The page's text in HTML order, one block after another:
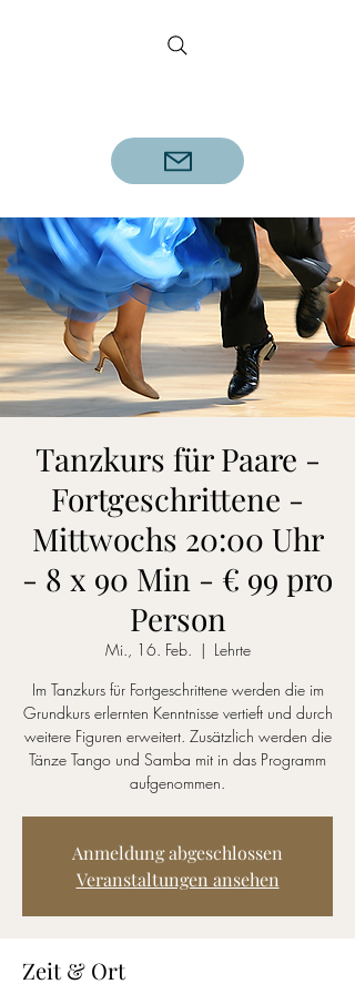
Tanzkurs für Paare -
Fortgeschrittene -
Mittwochs 20:00 Uhr
- 8 x 90 Min - € 99 pro
Person
Mi., 16. Feb.
  |
Lehrte
Im Tanzkurs für Fortgeschrittene werden die im
Grundkurs erlernten Kenntnisse vertieft und durch
weitere Figuren erweitert. Zusätzlich werden die
Tänze Tango und Samba mit in das Programm
aufgenommen.
Anmeldung abgeschlossen
Veranstaltungen ansehen
Zeit & Ort